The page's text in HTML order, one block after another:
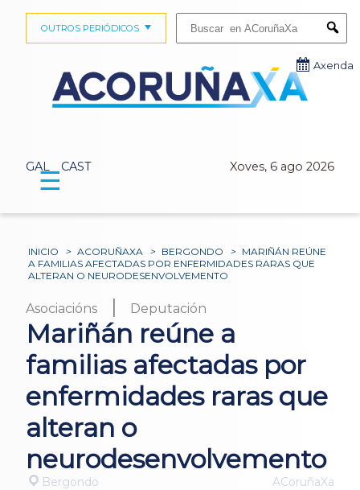
GAL CAST Xoves, 6 ago 2026
OUTROS PERIÓDICOS
Axenda
☰
INICIO > ACORUÑAXA > BERGONDO > MARIÑÁN REÚNE
A FAMILIAS AFECTADAS POR ENFERMIDADES RARAS QUE
ALTERAN O NEURODESENVOLVEMENTO
Asociacións | Deputación
Mariñán reúne a
familias afectadas por
enfermidades raras que
alteran o
neurodesenvolvemento
Bergondo ACoruñaXa